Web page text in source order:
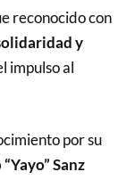
reconocido con
y
impulso al
por su
Sanz